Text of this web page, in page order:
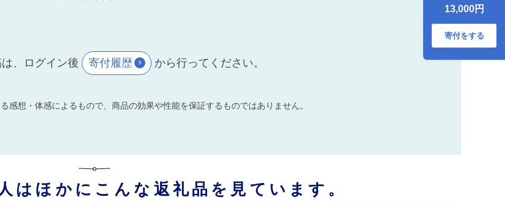
13,000円
寄付をする
、ログイン後 寄付履歴 から行ってください。
感想・体感によるもので、商品の効果や性能を保証するものではありません。
はほかにこんな返礼品を見ています。